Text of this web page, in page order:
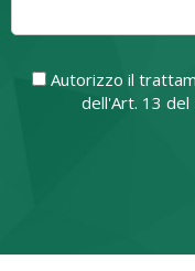
Autorizzo il
dell'Art. 13